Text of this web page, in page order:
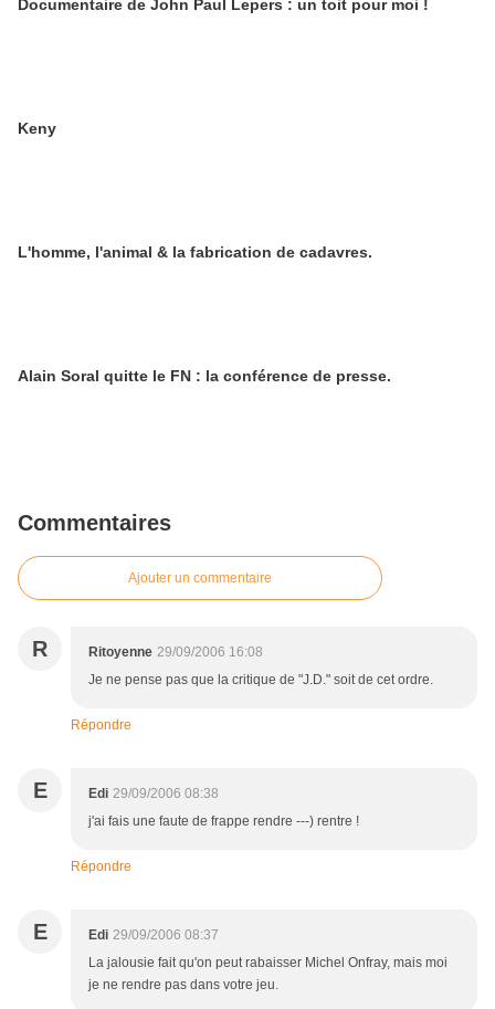
Documentaire de John Paul Lepers : un toit pour moi !
Keny
L'homme, l'animal & la fabrication de cadavres.
Alain Soral quitte le FN : la conférence de presse.
Commentaires
Ajouter un commentaire
R Ritoyenne 29/09/2006 16:08
Je ne pense pas que la critique de "J.D." soit de cet ordre.
Répondre
E Edi 29/09/2006 08:38
j'ai fais une faute de frappe rendre ---) rentre !
Répondre
E Edi 29/09/2006 08:37
La jalousie fait qu'on peut rabaisser Michel Onfray, mais moi
je ne rendre pas dans votre jeu.